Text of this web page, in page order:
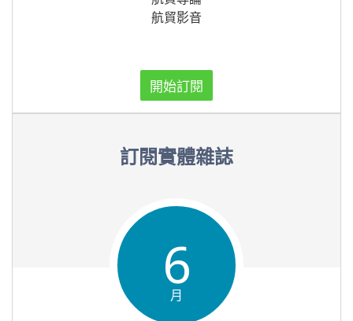
航貿影音
開始訂閱
訂閱實體雜誌
6
月